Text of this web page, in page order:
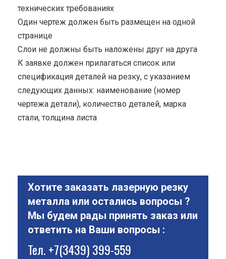
технических требованиях
Один чертеж должен быть размещен на одной
странице
Cлои не должны быть наложены друг на друга
К заявке должен прилагаться список или
спецификация деталей на резку, с указанием
следующих данных: наименование (номер
чертежа детали), количество деталей, марка
стали, толщина листа
Хотите заказать лазерную резку
металла или остались вопросы ?
Мы будем рады принять заказ или
ответить на Ваши вопросы :
Тел.+7(3439) 399-559